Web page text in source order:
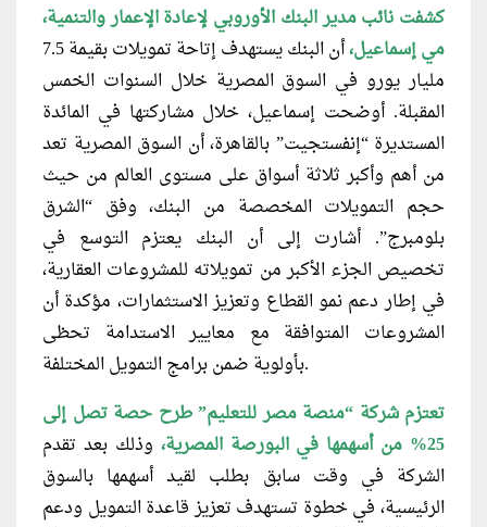
كشفت نائب مدير البنك الأوروبي لإعادة الإعمار والتنمية،
مي إسماعيل،
أن البنك يستهدف إتاحة تمويلات بقيمة 7.5
مليار يورو في السوق المصرية خلال السنوات الخمس
المقبلة. أوضحت إسماعيل، خلال مشاركتها في المائدة
المستديرة “إنفستجيت” بالقاهرة، أن السوق المصرية تعد
من أهم وأكبر ثلاثة أسواق على مستوى العالم من حيث
حجم التمويلات المخصصة من البنك، وفق “الشرق
بلومبرج”. أشارت إلى أن البنك يعتزم التوسع في
تخصيص الجزء الأكبر من تمويلاته للمشروعات العقارية،
في إطار دعم نمو القطاع وتعزيز الاستثمارات، مؤكدة أن
المشروعات المتوافقة مع معايير الاستدامة تحظى
بأولوية ضمن برامج التمويل المختلفة.
تعتزم شركة “منصة مصر للتعليم” طرح حصة تصل إلى
25% من أسهمها في البورصة المصرية،
وذلك بعد تقدم
الشركة في وقت سابق بطلب لقيد أسهمها بالسوق
الرئيسية، في خطوة تستهدف تعزيز قاعدة التمويل ودعم